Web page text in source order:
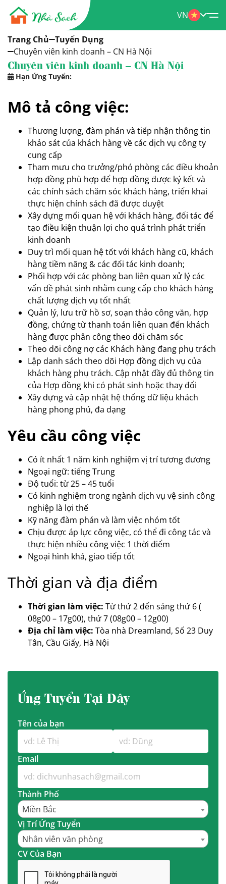
VN
Trang Chủ Tuyển Dụng
Chuyên viên kinh doanh – CN Hà Nội
Chuyên viên kinh doanh – CN Hà Nội
Hạn Ứng Tuyển:
Mô tả công việc:
Thương lượng, đàm phán và tiếp nhận thông tin
khảo sát của khách hàng về các dịch vụ công ty
cung cấp
Tham mưu cho trưởng/phó phòng các điều khoản
hợp đồng phù hợp để hợp đồng được ký kết và
các chính sách chăm sóc khách hàng, triển khai
thực hiện chính sách đã được duyệt
Xây dựng mối quan hệ với khách hàng, đối tác để
tạo điều kiện thuận lợi cho quá trình phát triển
kinh doanh
Duy trì mối quan hệ tốt với khách hàng cũ, khách
hàng tiềm năng & các đối tác kinh doanh;
Phối hợp với các phòng ban liên quan xử lý các
vấn đề phát sinh nhằm cung cấp cho khách hàng
chất lượng dịch vụ tốt nhất
Quản lý, lưu trữ hồ sơ, soạn thảo công văn, hợp
đồng, chứng từ thanh toán liên quan đến khách
hàng được phân công theo dõi chăm sóc
Theo dõi công nợ các Khách hàng đang phụ trách
Lập danh sách theo dõi Hợp đồng dịch vụ của
khách hàng phụ trách. Cập nhật đầy đủ thông tin
của Hợp đồng khi có phát sinh hoặc thay đổi
Xây dựng và cập nhật hệ thống dữ liệu khách
hàng phong phú, đa dạng
Yêu cầu công việc
Có ít nhất 1 năm kinh nghiệm vị trí tương đương
Ngoại ngữ: tiếng Trung
Độ tuổi: từ 25 – 45 tuổi
Có kinh nghiệm trong ngành dịch vụ vệ sinh công
nghiệp là lợi thế
Kỹ năng đàm phán và làm việc nhóm tốt
Chịu được áp lực công việc, có thể đi công tác và
thực hiện nhiều công việc 1 thời điểm
Ngoại hình khá, giao tiếp tốt
Thời gian và địa điểm
Thời gian làm việc: Từ thứ 2 đến sáng thứ 6 (
08g00 – 17g00), thứ 7 (08g00 – 12g00)
Địa chỉ làm việc: Tòa nhà Dreamland, Số 23 Duy
Tân, Cầu Giấy, Hà Nội
Ứng Tuyển Tại Đây
Tên của bạn
Email
Thành Phố
Miền Bắc
Vị Trí Ứng Tuyển
Nhân viên văn phòng
CV Của Bạn